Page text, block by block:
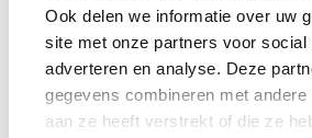
Ook delen we informatie over uw
site met onze partners voor social
adverteren en analyse. Deze
gegevens combineren met andere
aan ze heeft verstrekt of die ze
DEZE HEMA
ESSENTIALS HAD JE LIEVER
GEZINNEN DEZE ZOMER